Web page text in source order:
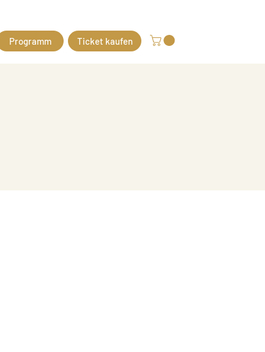
Programm Ticket kaufen